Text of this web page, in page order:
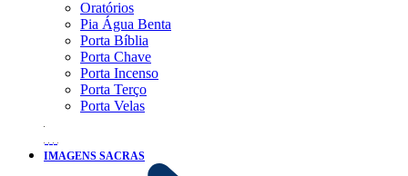
Oratórios
Pia Água Benta
Porta Bíblia
Porta Chave
Porta Incenso
Porta Terço
Porta Velas
IMAGENS SACRAS